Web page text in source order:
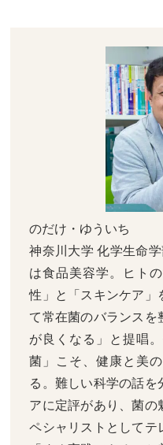
のだけ・ゆういち
神奈川大学 化学生命
は食品美容学。ヒト
性」と「スキンケア」
て常在菌のバランスを
が良くなる」と提唱
菌」こそ、健康と美
る。難しい科学の話を
アに定評があり、菌の
ペシャリストとしてテ